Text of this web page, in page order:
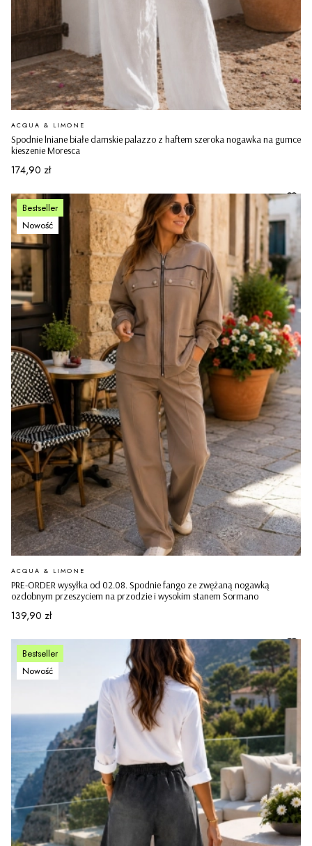
Spodnie lniane białe damskie palazzo z haftem szeroka nogawka na gumce
kieszenie Moresca
PRODUCENT
ACQUA & LIMONE
Cena
174,90 zł
Bestseller
Nowość
PRE-ORDER wysyłka od 02.08. Spodnie fango ze zwężaną nogawką
ozdobnym przeszyciem na przodzie i wysokim stanem Sormano
PRODUCENT
ACQUA & LIMONE
Cena
139,90 zł
Bestseller
Nowość